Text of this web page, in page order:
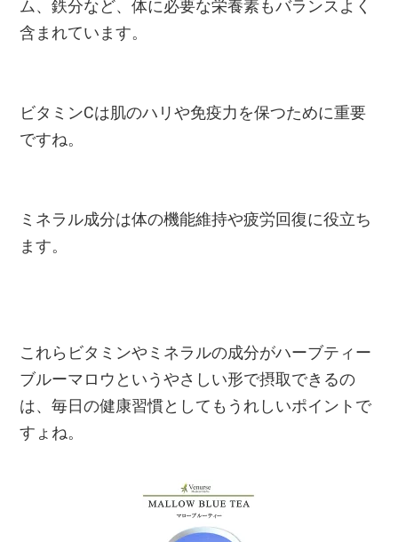
ム、鉄分など、体に必要な栄養素もバランスよく
含まれています。
ビタミンCは肌のハリや免疫力を保つために重要
ですね。
ミネラル成分は体の機能維持や疲労回復に役立ち
ます。
これらビタミンやミネラルの成分がハーブティー
ブルーマロウというやさしい形で摂取できるの
は、毎日の健康習慣としてもうれしいポイントで
すょね。